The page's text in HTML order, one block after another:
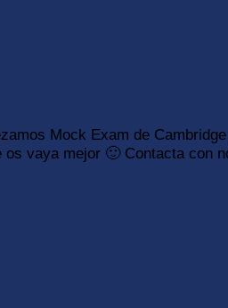
Mock Exam de
os vaya mejor 🙂 Contacta con